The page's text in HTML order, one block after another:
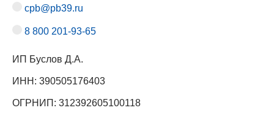
cpb@pb39.ru
8 800 201-93-65
ИП Буслов Д.А.
ИНН: 390505176403
ОГРНИП: 312392605100118